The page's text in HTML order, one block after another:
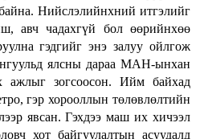
Нийслэлийнхний итгэлийг
авч чадахгүй бол өөрийнхөө
гэдгийг энэ залуу ойлгож
ялсны дараа МАН-ынхан
зогсоосон. Ийм байхад
гэр хорооллын төлөвлөлтийн
явсан. Гэхдээ маш их хичээл
хот байгуулалтын асуудалд